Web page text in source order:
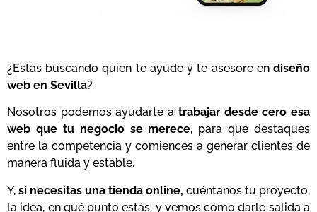
¿Estás buscando quien te ayude y te asesore en diseño
web en Sevilla?
Nosotros podemos ayudarte a trabajar desde cero esa
web que tu negocio se merece, para que destaques
entre la competencia y comiences a generar clientes de
manera fluida y estable.
Y, si necesitas una tienda online, cuéntanos tu proyecto,
la idea, en qué punto estás, y vemos cómo darle salida a